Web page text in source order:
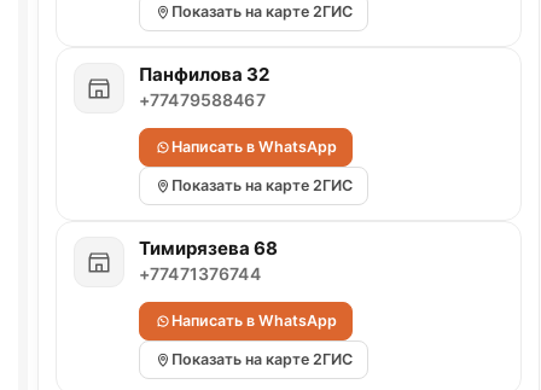
Показать на карте 2ГИС
Панфилова 32
+77479588467
Написать в WhatsApp
Показать на карте 2ГИС
Тимирязева 68
+77471376744
Написать в WhatsApp
Показать на карте 2ГИС